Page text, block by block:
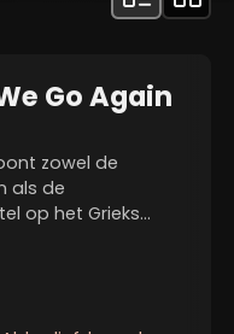
Go Again
zowel de
als de
op het Grieks
ontmoeten we